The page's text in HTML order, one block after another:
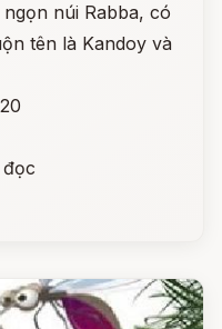
núi Rabba, có
tên là Kandoy và